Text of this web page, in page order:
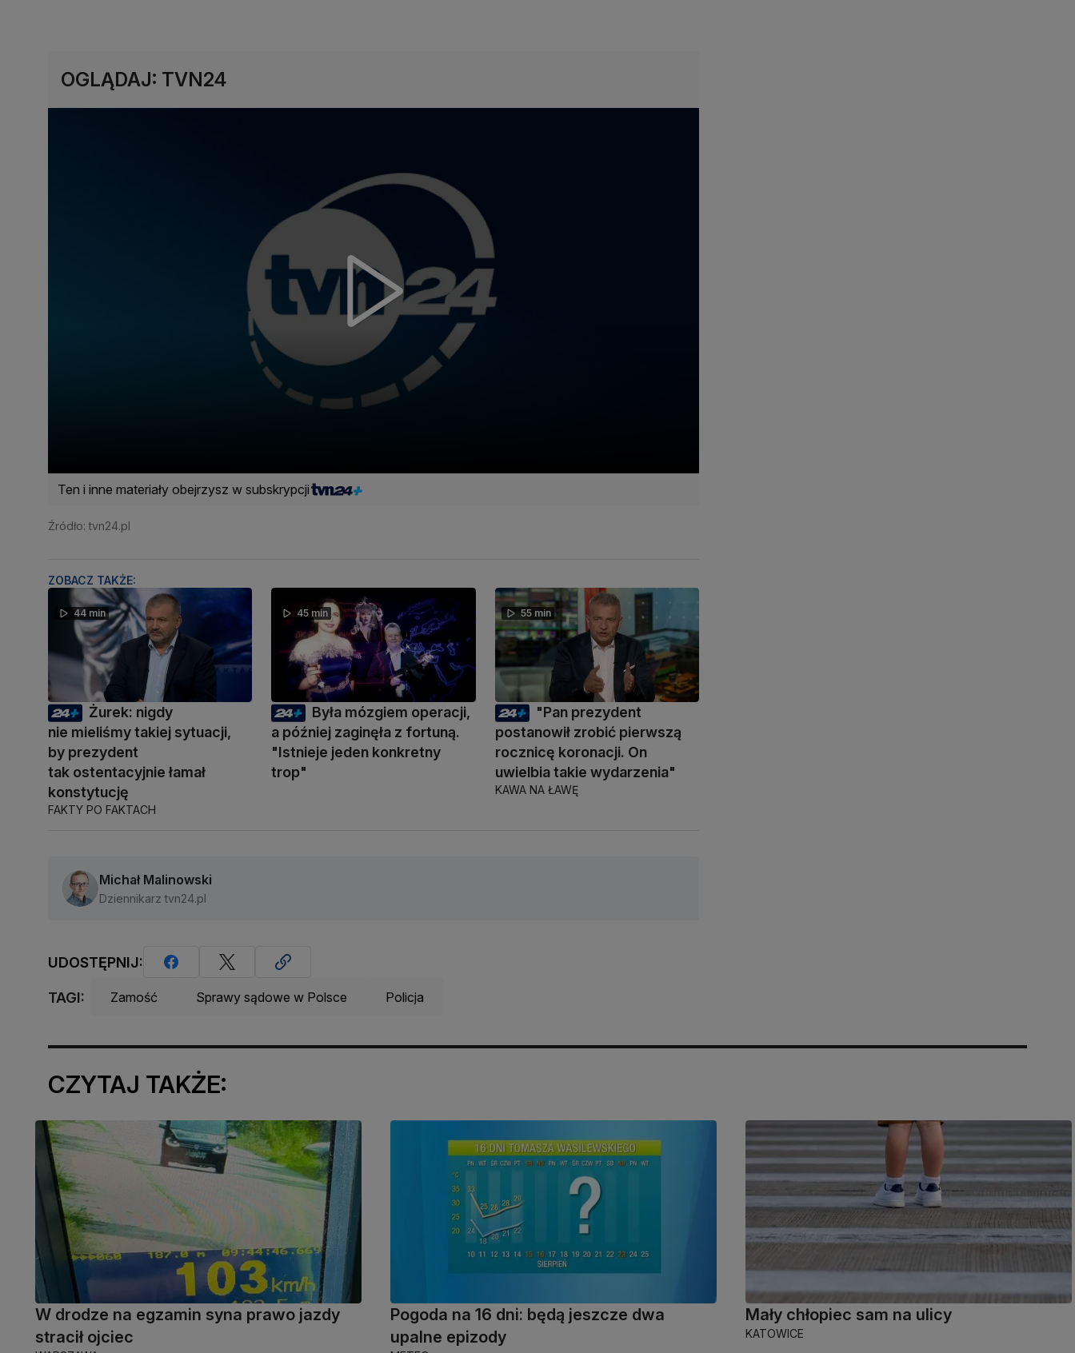
OGLĄDAJ: TVN24
Ten i inne materiały obejrzysz w subskrypcji
Źródło: tvn24.pl
ZOBACZ TAKŻE:
44 min
Żurek: nigdy
nie mieliśmy takiej sytuacji,
by prezydent
tak ostentacyjnie łamał
konstytucję
FAKTY PO FAKTACH
45 min
Była mózgiem operacji,
a później zaginęła z fortuną.
"Istnieje jeden konkretny
trop"
55 min
"Pan prezydent
postanowił zrobić pierwszą
rocznicę koronacji. On
uwielbia takie wydarzenia"
KAWA NA ŁAWĘ
Michał Malinowski
Dziennikarz tvn24.pl
UDOSTĘPNIJ:
TAGI: Zamość Sprawy sądowe w Polsce Policja
CZYTAJ TAKŻE:
W drodze na egzamin syna prawo jazdy
stracił ojciec
Pogoda na 16 dni: będą jeszcze dwa
upalne epizody
Mały chłopiec sam na ulicy
KATOWICE